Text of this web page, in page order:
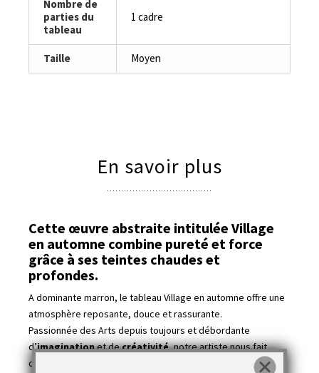
Nombre de
parties du
tableau
1 cadre
Taille Moyen
En savoir plus
Cette œuvre abstraite intitulée Village
en automne combine pureté et force
grâce à ses teintes chaudes et
profondes.
A dominante marron, le tableau Village en automne offre une
atmosphère reposante, douce et rassurante.
Passionnée des Arts depuis toujours et débordante
d’imaginationet decréativité, notre artiste nous fait
découvrir un contenu subjectif et humain dans un esprit